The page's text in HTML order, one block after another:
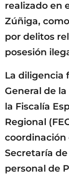
g
o
realizado en
Zúñiga,
por delitos
posesión
La diligencia
General de
la Fiscalía
Regional
coordinación
Secretaría
personal de